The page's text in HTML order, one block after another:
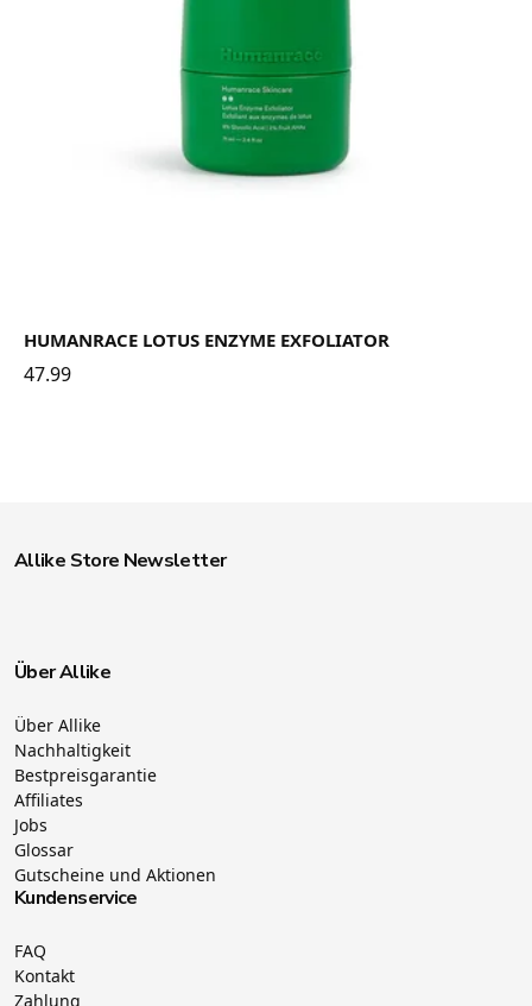
HUMANRACE LOTUS ENZYME EXFOLIATOR
47.99
Allike Store Newsletter
Über Allike
Über Allike
Nachhaltigkeit
Bestpreisgarantie
Affiliates
Jobs
Glossar
Gutscheine und Aktionen
Kundenservice
FAQ
Kontakt
Zahlung